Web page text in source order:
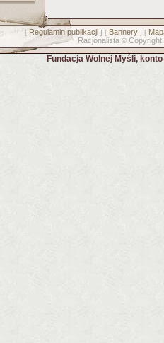
[ Regulamin publikacji] [ Bannery] [
Racjonalista © Copyright
Fundacja Wolnej Myśli,